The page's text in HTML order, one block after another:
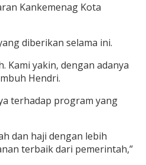
Kankemenag Kota
diberikan selama ini.
yakin, dengan adanya
Hendri.
terhadap program yang
dan haji dengan lebih
terbaik dari pemerintah,”